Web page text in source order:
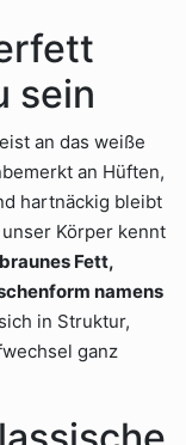
sein
an das weiße
an Hüften,
hartnäckig bleibt
Körper kennt
Fett,
namens
in Struktur,
ganz